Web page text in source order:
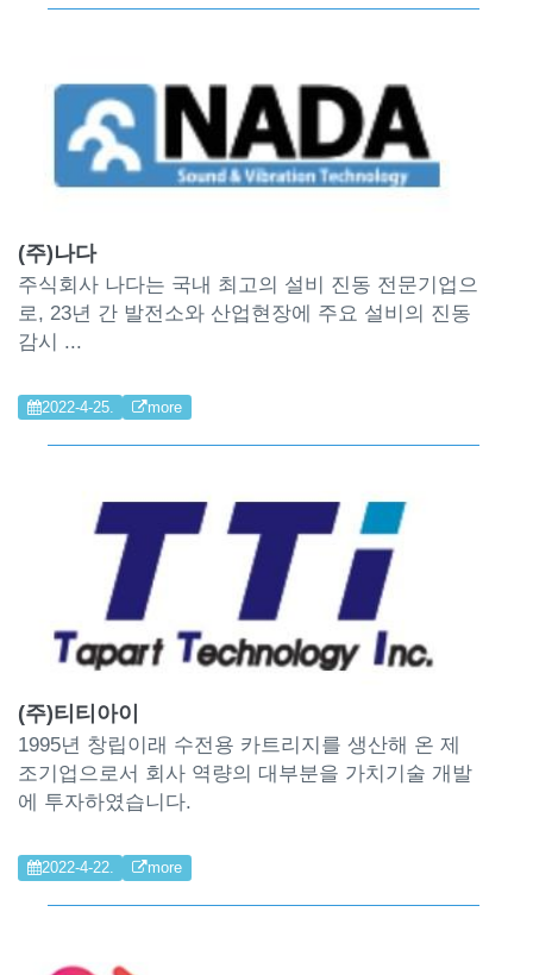
(주)나다
주식회사 나다는 국내 최고의 설비 진동 전문기업으
로, 23년 간 발전소와 산업현장에 주요 설비의 진동
감시 ...
2022-4-25. more
(주)티티아이
1995년 창립이래 수전용 카트리지를 생산해 온 제
조기업으로서 회사 역량의 대부분을 가치기술 개발
에 투자하였습니다.
2022-4-22. more